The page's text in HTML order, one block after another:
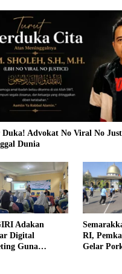
Advokat No Viral No
Dunia
Adakan
Digital
Guna
RI,
Gelar